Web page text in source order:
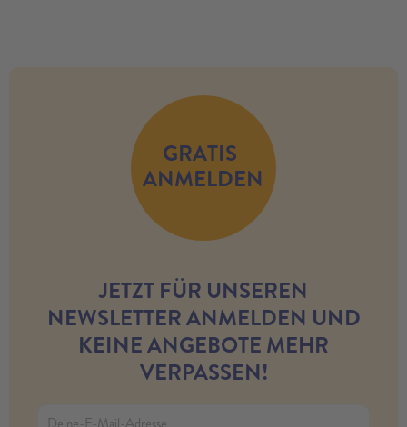
GRATIS
ANMELDEN
JETZT FÜR UNSEREN
NEWSLETTER ANMELDEN UND
KEINE ANGEBOTE MEHR
VERPASSEN!